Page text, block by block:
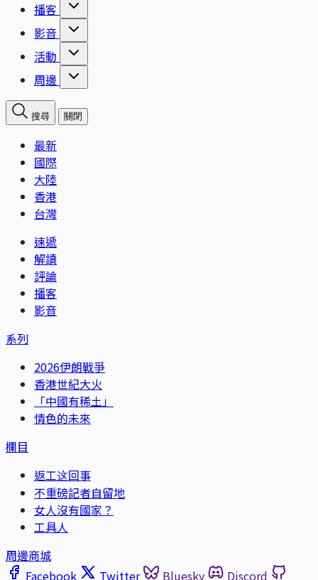
播客
影音
活動
周邊
搜尋 關閉
最新
國際
大陸
香港
台灣
速遞
解讀
評論
播客
影音
系列
2026伊朗戰爭
香港世紀大火
「中國有稀土」
情色的未來
欄目
返工这回事
不重磅記者自留地
女人沒有國家？
工具人
周邊商城
Facebook
Twitter Bluesky
Discord